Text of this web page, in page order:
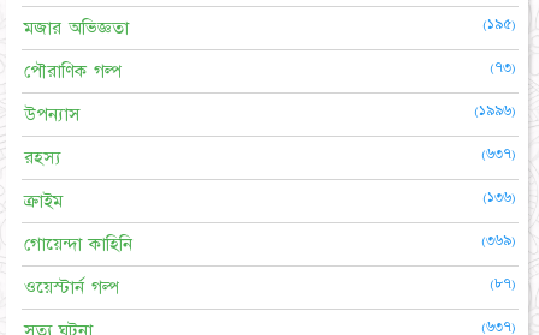
মজার অভিজ্ঞতা (১৯৫)
পৌরাণিক গল্প (৭৩)
উপন্যাস (১৯৯৬)
রহস্য (৬৩৭)
ক্রাইম (১৩৬)
গোয়েন্দা কাহিনি (৩৬৯)
ওয়েস্টার্ন গল্প (৮৭)
(৬৩৭)